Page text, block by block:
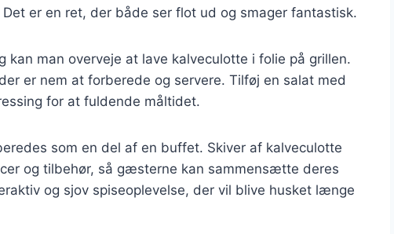
er en ret, der både ser flot ud og smager fantastisk.
kan man overveje at lave kalveculotte i folie på grillen.
er nem at forberede og servere. Tilføj en salat med
for at fuldende måltidet.
som en del af en buffet. Skiver af kalveculotte
og tilbehør, så gæsterne kan sammensætte deres
og sjov spiseoplevelse, der vil blive husket længe